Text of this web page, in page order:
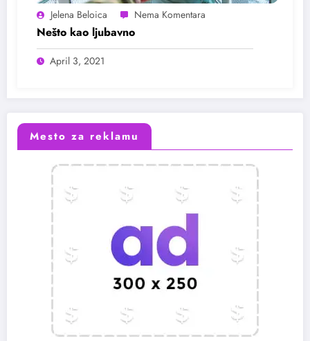
Jelena Beloica
Nešto kao ljubavno
April 3, 2021
Mesto za reklamu